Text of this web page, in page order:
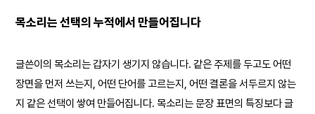
목소리는 선택의 누적에서 만들어집니다
글쓴이의 목소리는 갑자기 생기지 않습니다. 같은 주제를 두고도 어떤
장면을 먼저 쓰는지, 어떤 단어를 고르는지, 어떤 결론을 서두르지 않는
지 같은 선택이 쌓여 만들어집니다. 목소리는 문장 표면의 특징보다 글